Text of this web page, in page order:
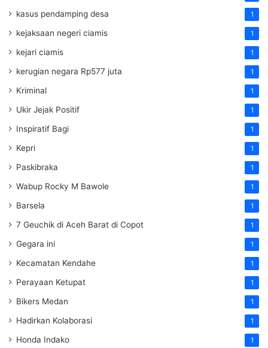
kasus pendamping desa 1
kejaksaan negeri ciamis 1
kejari ciamis 1
kerugian negara Rp577 juta 1
Kriminal 1
Ukir Jejak Positif 1
Inspiratif Bagi 1
Kepri 1
Paskibraka 1
Wabup Rocky M Bawole 1
Barsela 1
7 Geuchik di Aceh Barat di Copot 1
Gegara ini 1
Kecamatan Kendahe 1
Perayaan Ketupat 1
Bikers Medan 1
Hadirkan Kolaborasi 1
Honda Indako 1